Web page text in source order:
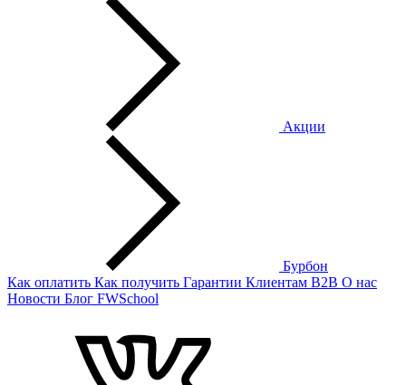
Акции
Бурбон
Как оплатить Как получить Гарантии Клиентам B2B О нас
Новости Блог FWSchool